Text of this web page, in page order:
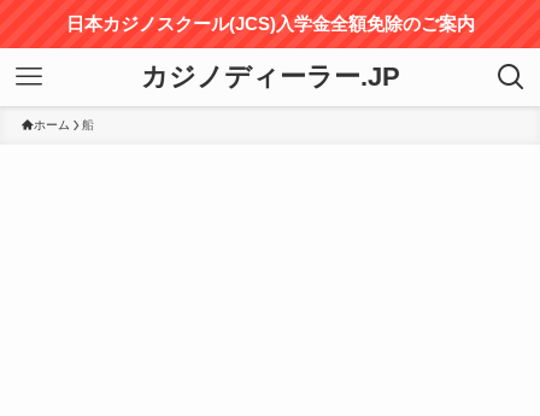
日本カジノスクール(JCS)入学金全額免除のご案内
カジノディーラー.JP
ホーム 船